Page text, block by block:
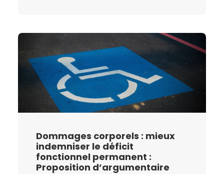
Dommages corporels : mieux
indemniser le déficit
fonctionnel permanent :
Proposition d’argumentaire